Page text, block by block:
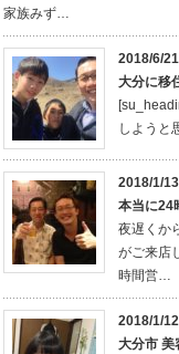
家族みず…
2018/6/21
大分に移
しようと
2018/1/13
本当に24
夜遅くか
がご来店
時間営…
2018/1/12
大分市 美